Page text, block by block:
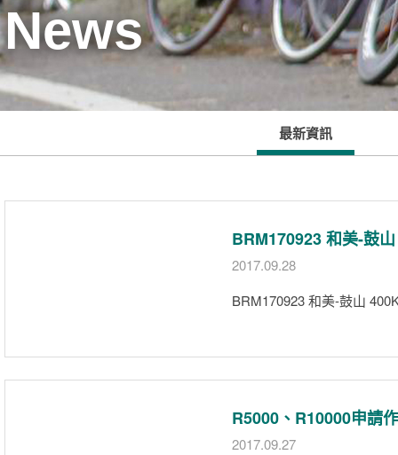
News
最新資訊
BRM170923 和美-鼓
2017.09.28
BRM170923 和美-鼓山
R5000、R10000申請
2017.09.27